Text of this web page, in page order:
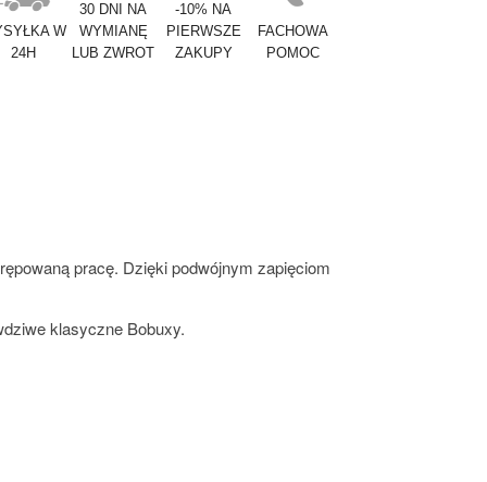
W
24H
30 DNI NA
WYMIANĘ
LUB ZWROT
-10% NA
PIERWSZE
ZAKUPY
FACHOWA
POMOC
pracę. Dzięki podwójnym zapięciom
klasyczne Bobuxy.